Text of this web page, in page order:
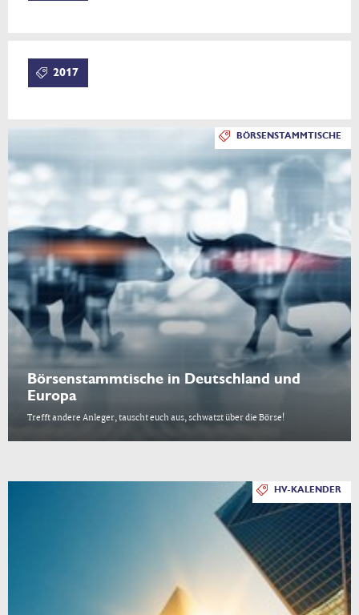
2017
BÖRSENSTAMMTISCHE
Börsenstammtische in Deutschland und
Europa
Trefft andere Anleger, tauscht euch aus, schwatzt über die Börse!
HV-KALENDER